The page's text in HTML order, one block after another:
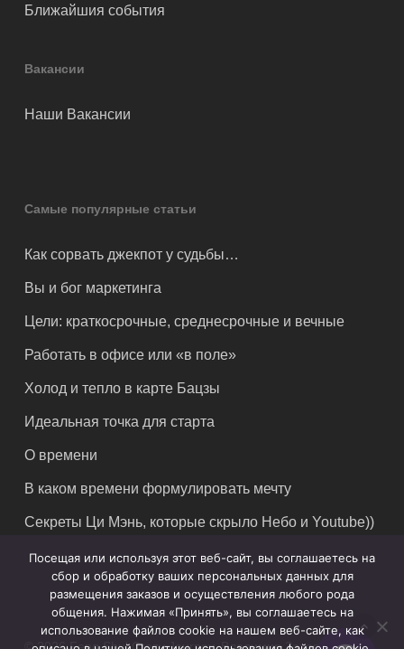
Ближайшия события
Вакансии
Наши Вакансии
Самые популярные статьи
Как сорвать джекпот у судьбы…
Вы и бог маркетинга
Цели: краткосрочные, среднесрочные и вечные
Работать в офисе или «в поле»
Холод и тепло в карте Бацзы
Идеальная точка для старта
О времени
В каком времени формулировать мечту
Секреты Ци Мэнь, которые скрыло Небо и Youtube))
Посещая или используя этот веб-сайт, вы соглашаетесь на
сбор и обработку ваших персональных данных для
размещения заказов и осуществления любого рода
общения. Нажимая «Принять», вы соглашаетесь на
использование файлов cookie на нашем веб-сайте, как